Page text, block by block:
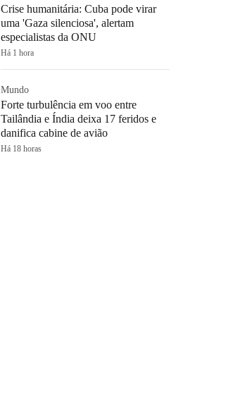
Crise humanitária: Cuba pode virar
uma 'Gaza silenciosa', alertam
especialistas da ONU
Há 1 hora
Mundo
Forte turbulência em voo entre
Tailândia e Índia deixa 17 feridos e
danifica cabine de avião
Há 18 horas